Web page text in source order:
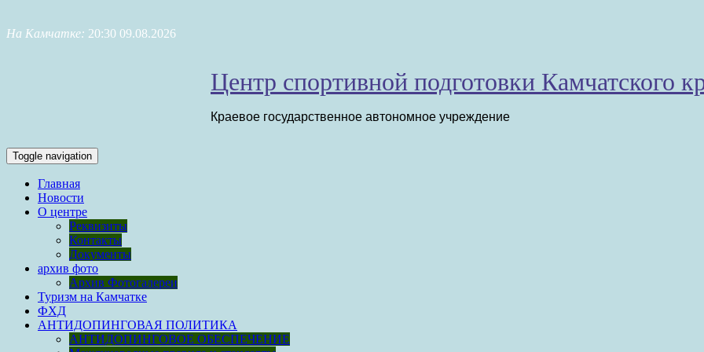
to
content
На Камчатке: 20:30 09.08.2026
Центр спортивной подготовки Камчатского
Краевое государственное автономное учреждение
Toggle navigation
Главная
Новости
О центре
Реквизиты
Контакты
Документы
архив фото
Архив Фотогалереи
Туризм на Камчатке
ФХД
АНТИДОПИНГОВАЯ ПОЛИТИКА
АНТИДОПИНГОВОЕ ОБЕСПЕЧЕНИЕ